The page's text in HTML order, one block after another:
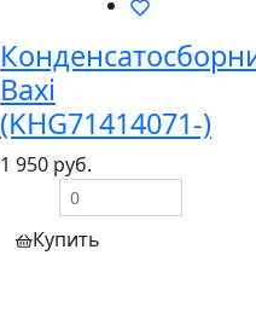
Baxi
(KHG71414071-)
1 950 руб.
Купить